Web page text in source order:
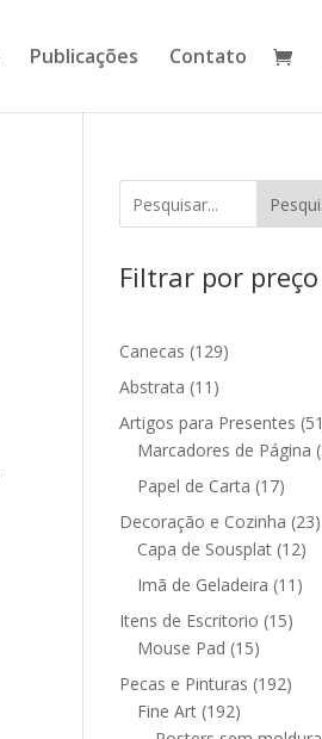
Publicações Contato
Filtrar por preço
Canecas 129129
Abstrata 11 11
produtos
Artigos para Presentes 51
Marcadores de Página
Papel de Carta 1717
Decoração e Cozinha 2323
Capa de Sousplat 1212
Imã de Geladeira 11 11
Itens de Escritorio 1515
Mouse Pad 1515
produtos
Pecas e Pinturas 192192
Fine Art 192192